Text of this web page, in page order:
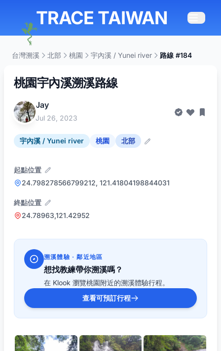
TRACE TAIWAN
台灣溯溪 北部 桃園 宇內溪 / Yunei river 路線 #184
桃園宇內溪溯溪路線
Jay
Jul 26, 2023
宇內溪 / Yunei river 桃園 北部
起點位置
24.798278566799212, 121.41804198844031
終點位置
24.78963,121.42952
溯溪體驗 · 鄰近地區
想找教練帶你溯溪嗎？
在 Klook 瀏覽桃園附近的溯溪體驗行程。
查看可預訂行程